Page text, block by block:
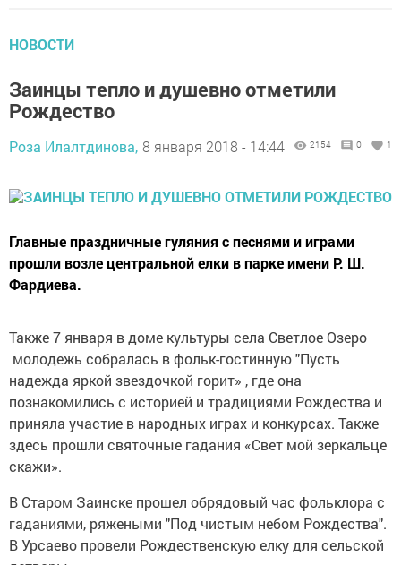
НОВОСТИ
Заинцы тепло и душевно отметили
Рождество
Роза Илалтдинова, 8 января 2018 - 14:44 2154 0 1
Главные праздничные гуляния с песнями и играми
прошли возле центральной елки в парке имени Р. Ш.
Фардиева.
Также 7 января в доме культуры села Светлое Озеро
молодежь собралась в фольк-гостинную "Пусть
надежда яркой звездочкой горит» , где она
познакомились с историей и традициями Рождества и
приняла участие в народных играх и конкурсах. Также
здесь прошли святочные гадания «Свет мой зеркальце
скажи».
В Старом Заинске прошел обрядовый час фольклора с
гаданиями, ряжеными "Под чистым небом Рождества".
В Урсаево провели Рождественскую елку для сельской